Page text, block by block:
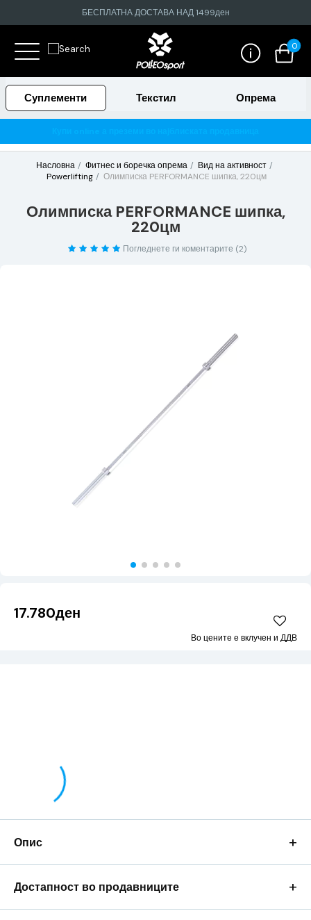
БЕСПЛАТНА ДОСТАВА НАД 1499ден
0
Суплементи Текстил Опрема
Насловна Фитнес и боречка опрема
Вид на активност
Powerlifting
Олимписка PERFORMANCE шипка, 220цм
Олимписка PERFORMANCE шипка,
220цм
Погледнете ги коментарите (2)
17.780ден
Во цените е вклучен и ДДВ
Опис +
Достапност во продавниците +